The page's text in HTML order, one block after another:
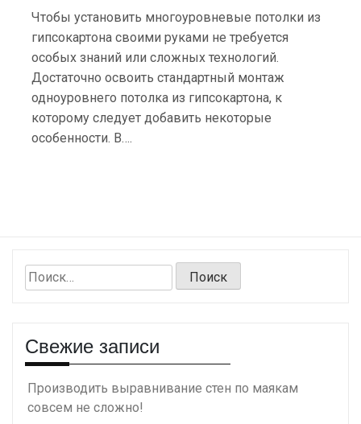
Чтобы установить многоуровневые потолки из
гипсокартона своими руками не требуется
особых знаний или сложных технологий.
Достаточно освоить стандартный монтаж
одноуровнего потолка из гипсокартона, к
которому следует добавить некоторые
особенности. В….
Найти:
Свежие записи
Производить выравнивание стен по маякам
совсем не сложно!